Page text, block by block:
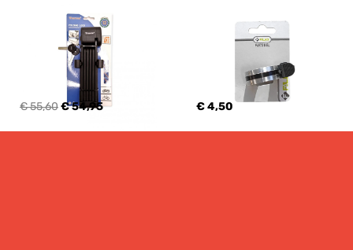
€ 55,60€ 54,95 € 4,50